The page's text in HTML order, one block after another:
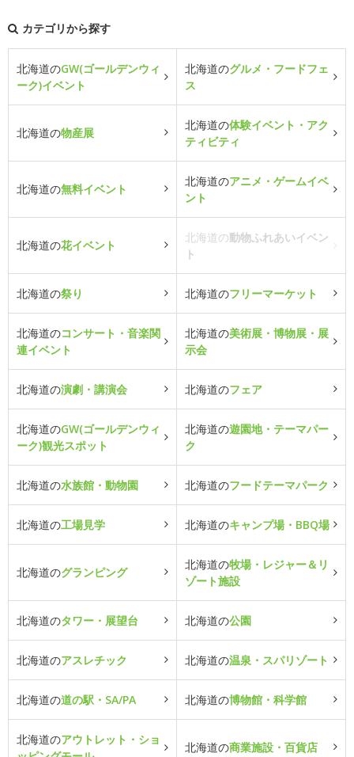
カテゴリから探す
北海道のGW(ゴールデンウィ
ーク)イベント
北海道のグルメ・フードフェ
ス
北海道の物産展
北海道の体験イベント・アク
ティビティ
北海道の無料イベント
北海道のアニメ・ゲームイベ
ント
北海道の花イベント
北海道の動物ふれあいイベン
ト
北海道の祭り 北海道のフリーマーケット
北海道のコンサート・音楽関
連イベント
北海道の美術展・博物展・展
示会
北海道の演劇・講演会 北海道のフェア
北海道のGW(ゴールデンウィ
ーク)観光スポット
北海道の遊園地・テーマパー
ク
北海道の水族館・動物園 北海道のフードテーマパーク
北海道の工場見学 北海道のキャンプ場・BBQ場
北海道のグランピング
北海道の牧場・レジャー＆リ
ゾート施設
北海道のタワー・展望台 北海道の公園
北海道のアスレチック 北海道の温泉・スパリゾート
北海道の道の駅・SA/PA 北海道の博物館・科学館
北海道のアウトレット・ショ
北海道の商業施設・百貨店